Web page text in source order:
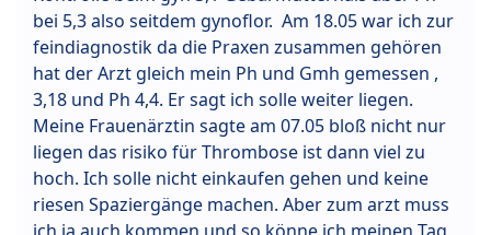
bei 5,3 also seitdem gynoflor. Am 18.05 war ich zur
feindiagnostik da die Praxen zusammen gehören
hat der Arzt gleich mein Ph und Gmh gemessen ,
3,18 und Ph 4,4. Er sagt ich solle weiter liegen.
Meine Frauenärztin sagte am 07.05 bloß nicht nur
liegen das risiko für Thrombose ist dann viel zu
hoch. Ich solle nicht einkaufen gehen und keine
riesen Spaziergänge machen. Aber zum arzt muss